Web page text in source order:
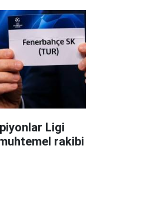
Ligi
rakibi